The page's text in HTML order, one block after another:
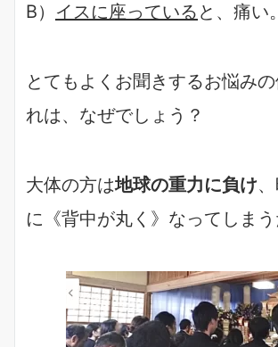
B） イスに座っている と、痛い。
とてもよくお聞きするお悩み
れは、なぜでしょう？
大体の方は地球の重力に負け
に《背中が丸く》なってしまう